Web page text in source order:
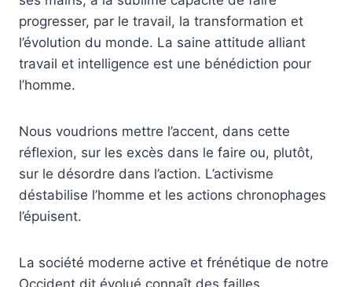
progresser, par le travail, la transformation et
l’évolution du monde. La saine attitude alliant
travail et intelligence est une bénédiction pour
l’homme.
Nous voudrions mettre l’accent, dans cette
réflexion, sur les excès dans le faire ou, plutôt,
sur le désordre dans l’action. L’activisme
déstabilise l’homme et les actions chronophages
l’épuisent.
La société moderne active et frénétique de notre
Occident dit évolué connaît des failles